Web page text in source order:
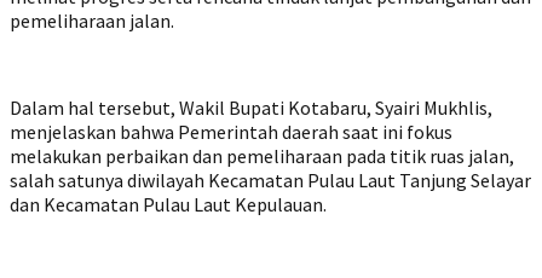
pemeliharaan jalan.
Dalam hal tersebut, Wakil Bupati Kotabaru, Syairi Mukhlis,
menjelaskan bahwa Pemerintah daerah saat ini fokus
melakukan perbaikan dan pemeliharaan pada titik ruas jalan,
salah satunya diwilayah Kecamatan Pulau Laut Tanjung Selayar
dan Kecamatan Pulau Laut Kepulauan.